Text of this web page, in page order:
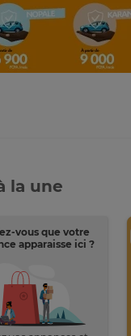
la une
vous que votre
apparaisse ici ?